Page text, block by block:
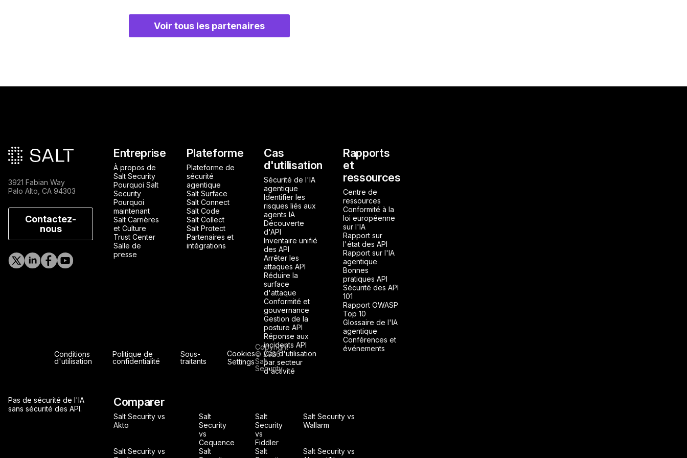
Voir tous les partenaires
Pied de page principal
3921 Fabian Way
Palo Alto, CA 94303
Contactez-
nous
Entreprise
À propos de
Salt Security
Pourquoi Salt
Security
Pourquoi
maintenant
Salt Carrières
et Culture
Trust Center
Salle de
presse
Plateforme
Plateforme de
sécurité
agentique
Salt Surface
Salt Connect
Salt Code
Salt Collect
Salt Protect
Partenaires et
intégrations
Cas
d'utilisation
Sécurité de l'IA
agentique
Identifier les
risques liés aux
agents IA
Découverte
d'API
Inventaire unifié
des API
Arrêter les
attaques API
Réduire la
surface
d'attaque
Conformité et
gouvernance
Gestion de la
posture API
Réponse aux
incidents API
Cas d'utilisation
par secteur
d'activité
Rapports
et
ressources
Centre de
ressources
Conformité à la
loi européenne
sur l'IA
Rapport sur
l'état des API
Rapport sur l'IA
agentique
Bonnes
pratiques API
Sécurité des API
101
Rapport OWASP
Top 10
Glossaire de l'IA
agentique
Conférences et
événements
Pas de sécurité de l'IA
sans sécurité des API.
Comparer
Salt Security vs
Akto
Salt
Security
vs
Cequence
Salt
Security
vs
Fiddler
Salt Security vs
Wallarm
Salt Security vs
Salt
Salt
Salt Security vs
Conditions
d'utilisation
Politique de
confidentialité
Sous-
traitants
Cookies
Settings
Copyright
© 2026
Salt
Security